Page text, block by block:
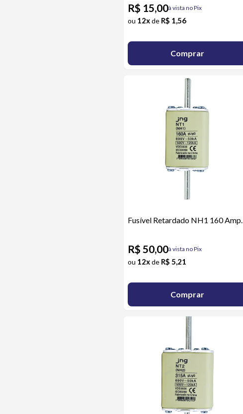
R$ 15,00à vista no Pix
ou 12xde R$ 1,56
Comprar
Fusível Retardado NH1 160 Amp.
R$ 50,00à vista no Pix
ou 12xde R$ 5,21
Comprar